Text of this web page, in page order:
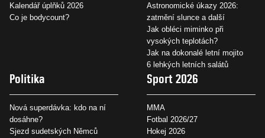
Kalendář úplňků 2026
Co je bodycount?
Astronomické úkazy 2026:
zatmění slunce a další
Jak obléci miminko při
vysokých teplotách?
Jak na dokonalé letní mojito
6 lehkých letních salátů
Politika
Nová superdávka: kdo na ní
dosáhne?
Sjezd sudetských Němců
Sport 2026
MMA
Fotbal 2026/27
Hokej 2026